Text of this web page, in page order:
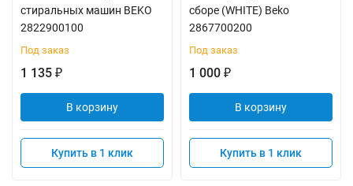
стиральных машин BEKO
2822900100
Под заказ
1 135 ₽
В корзину
Купить в 1 клик
сборе (WHITE) Beko
2867700200
Под заказ
1 000 ₽
В корзину
Купить в 1 клик